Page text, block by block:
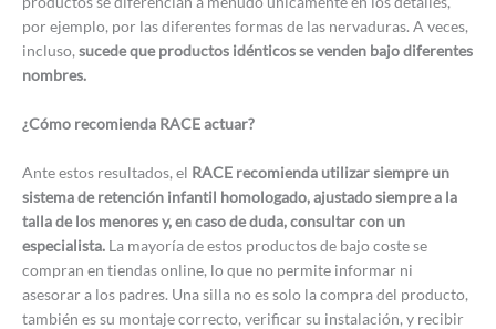
por ejemplo, por las diferentes formas de las nervaduras. A veces,
incluso, sucede que productos idénticos se venden bajo diferentes
nombres.
¿Cómo recomienda RACE actuar?
Ante estos resultados, el RACE recomienda utilizar siempre un
sistema de retención infantil homologado, ajustado siempre a la
talla de los menores y, en caso de duda, consultar con un
especialista. La mayoría de estos productos de bajo coste se
compran en tiendas online, lo que no permite informar ni
asesorar a los padres. Una silla no es solo la compra del producto,
también es su montaje correcto, verificar su instalación, y recibir